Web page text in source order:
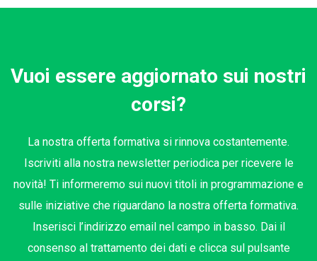
Vuoi essere aggiornato sui nostri
corsi?
La nostra offerta formativa si rinnova costantemente.
Iscriviti alla nostra newsletter periodica per ricevere le
novità! Ti informeremo sui nuovi titoli in programmazione e
sulle iniziative che riguardano la nostra offerta formativa.
Inserisci l’indirizzo email nel campo in basso. Dai il
consenso al trattamento dei dati e clicca sul pulsante